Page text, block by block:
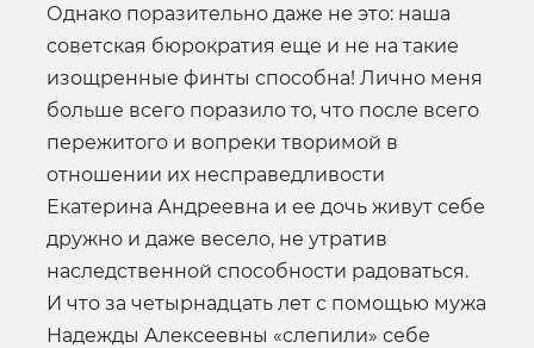
Однако поразительно даже не это: наша
советская бюрократия еще и не на такие
изощренные финты способна! Лично меня
больше всего поразило то, что после всего
пережитого и вопреки творимой в
отношении их несправедливости
Екатерина Андреевна и ее дочь живут себе
дружно и даже весело, не утратив
наследственной способности радоваться.
И что за четырнадцать лет с помощью мужа
Надежды Алексеевны «слепили» себе